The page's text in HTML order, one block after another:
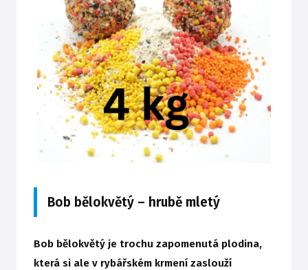
Bob bělokvětý – hrubě mletý
Bob bělokvětý je trochu zapomenutá plodina,
která si ale v rybářském krmení zaslouží